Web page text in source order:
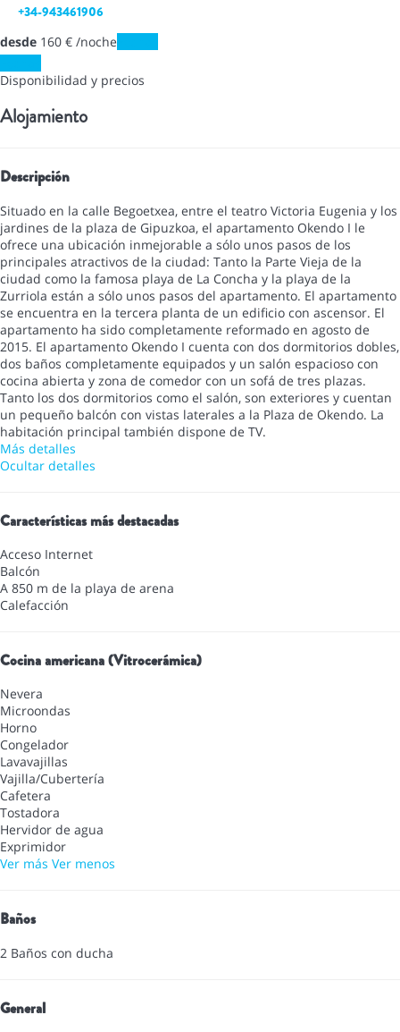
+34-943461906
desde 160 € /noche
Disponibilidad y precios
Alojamiento
Descripción
Situado en la calle Begoetxea, entre el teatro Victoria Eugenia y los
jardines de la plaza de Gipuzkoa, el apartamento Okendo I le
ofrece una ubicación inmejorable a sólo unos pasos de los
principales atractivos de la ciudad: Tanto la Parte Vieja de la
ciudad como la famosa playa de La Concha y la playa de la
Zurriola están a sólo unos pasos del apartamento. El apartamento
se encuentra en la tercera planta de un edificio con ascensor. El
apartamento ha sido completamente reformado en agosto de
2015. El apartamento Okendo I cuenta con dos dormitorios dobles,
dos baños completamente equipados y un salón espacioso con
cocina abierta y zona de comedor con un sofá de tres plazas.
Tanto los dos dormitorios como el salón, son exteriores y cuentan
un pequeño balcón con vistas laterales a la Plaza de Okendo. La
habitación principal también dispone de TV.
Más detalles
Ocultar detalles
Características más destacadas
Acceso Internet
Balcón
A 850 m de la playa de arena
Calefacción
Cocina americana (Vitrocerámica)
Nevera
Microondas
Horno
Congelador
Lavavajillas
Vajilla/Cubertería
Cafetera
Tostadora
Hervidor de agua
Exprimidor
Ver más Ver menos
Baños
2 Baños con ducha
General